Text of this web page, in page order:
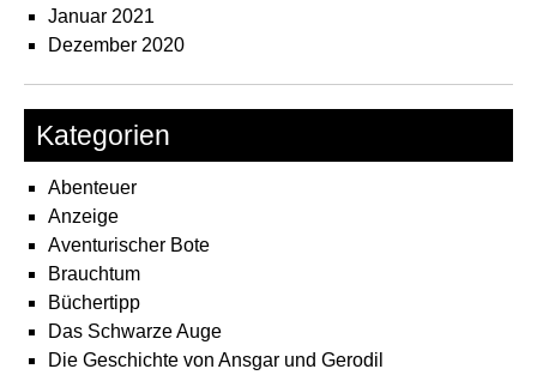
Januar 2021
Dezember 2020
Kategorien
Abenteuer
Anzeige
Aventurischer Bote
Brauchtum
Büchertipp
Das Schwarze Auge
Die Geschichte von Ansgar und Gerodil